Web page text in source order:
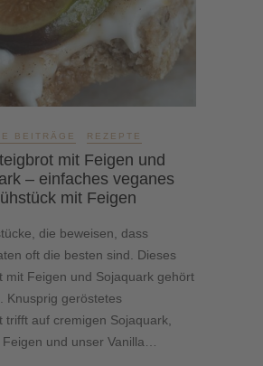
BEITRÄGE REZEPTE
mit Feigen und
– einfaches veganes
mit Feigen
die beweisen, dass
oft die besten sind. Dieses
mit Feigen und Sojaquark gehört
Knusprig geröstetes
trifft auf cremigen Sojaquark,
und unser Vanilla…